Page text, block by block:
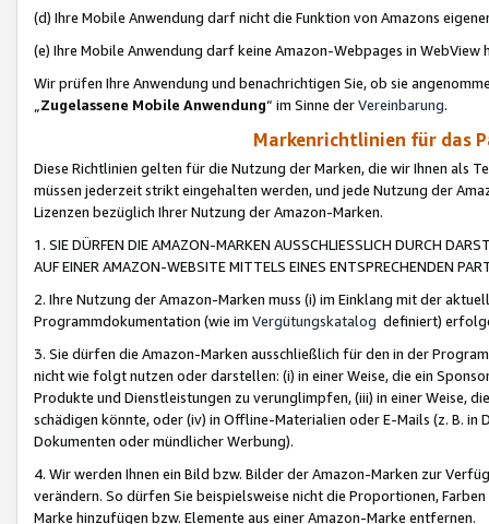
(d) Ihre Mobile Anwendung darf nicht die Funktion von Amazons
(e) Ihre Mobile Anwendung darf keine Amazon-Webpages in WebView
Wir prüfen Ihre Anwendung und benachrichtigen Sie, ob sie
„Zugelassene Mobile Anwendung“ im Sinne derVereinbarung.
Markenrichtlinien für das
Diese Richtlinien gelten für die Nutzung der Marken, die wir Ihnen als
müssen jederzeit strikt eingehalten werden, und jede Nutzung der
Lizenzen bezüglich Ihrer Nutzung der Amazon-Marken.
1. SIE DÜRFEN DIE AMAZON-MARKEN AUSSCHLIESSLICH DURCH
AUF EINER AMAZON-WEBSITE MITTELS EINES ENTSPRECHENDEN
2. Ihre Nutzung der Amazon-Marken muss (i) im Einklang mit der
Programmdokumentation (wie im Vergütungskatalog definiert)
3. Sie dürfen die Amazon-Marken ausschließlich für den in der
nicht wie folgt nutzen oder darstellen: (i) in einer Weise, die ein
Produkte und Dienstleistungen zu verunglimpfen, (iii) in einer Weise,
schädigen könnte, oder (iv) in Offline-Materialien oder E-Mails (z. B. in
Dokumenten oder mündlicher Werbung).
4. Wir werden Ihnen ein Bild bzw. Bilder der Amazon-Marken zur
verändern. So dürfen Sie beispielsweise nicht die Proportionen,
Marke hinzufügen bzw. Elemente aus einer Amazon-Marke entfernen.